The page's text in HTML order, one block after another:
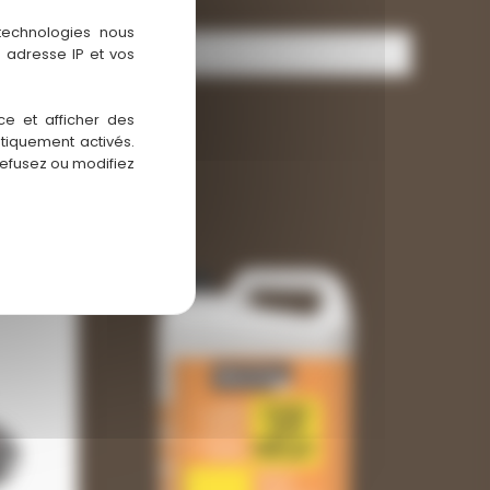
nous
IP et vos
et afficher des
activés.
ou modifiez